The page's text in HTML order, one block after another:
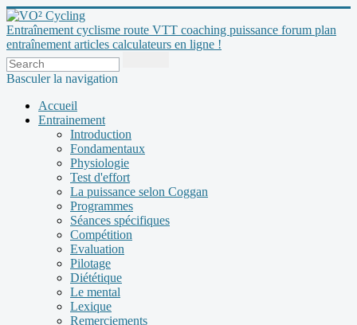
Entraînement cyclisme route VTT coaching puissance forum plan
entraînement articles calculateurs en ligne !
Basculer la navigation
Accueil
Entrainement
Introduction
Fondamentaux
Physiologie
Test d'effort
La puissance selon Coggan
Programmes
Séances spécifiques
Compétition
Evaluation
Pilotage
Diététique
Le mental
Lexique
Remerciements